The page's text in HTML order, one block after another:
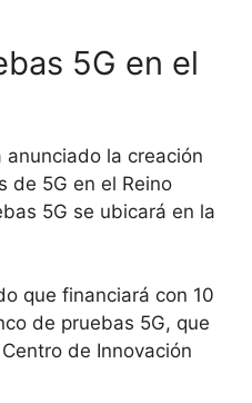
5G en el
anunciado la creación
de 5G en el Reino
5G se ubicará en la
que financiará con 10
de pruebas 5G, que
de Innovación